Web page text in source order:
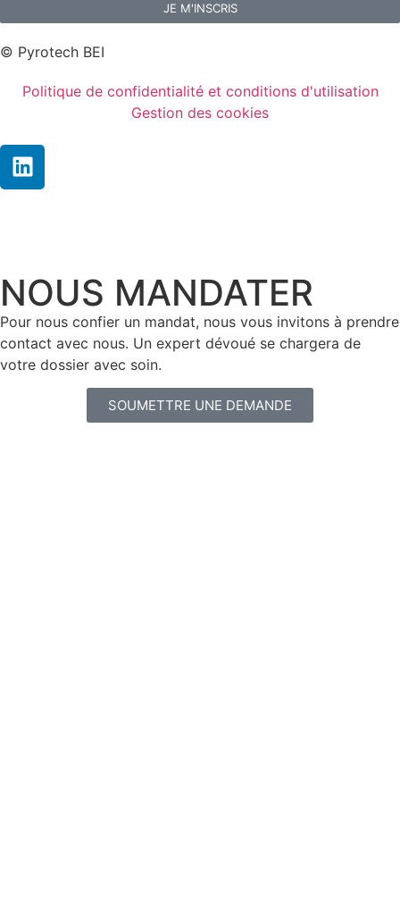
JE M'INSCRIS
© Pyrotech BEI
Politique de confidentialité et conditions d'utilisation
Gestion des cookies
NOUS MANDATER
Pour nous confier un mandat, nous vous invitons à prendre
contact avec nous. Un expert dévoué se chargera de
votre dossier avec soin.
SOUMETTRE UNE DEMANDE